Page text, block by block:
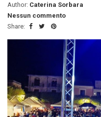
Author: Caterina Sorbara
Nessun commento
Share: